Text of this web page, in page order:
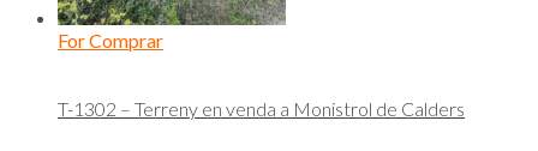
For Comprar
T-1302 – Terreny en venda a Monistrol de Calders